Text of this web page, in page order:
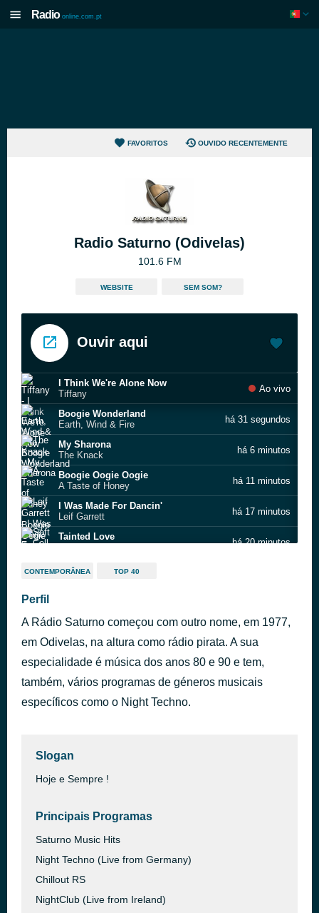
Radio online.com.pt
FAVORITOS OUVIDO RECENTEMENTE
Radio Saturno (Odivelas)
101.6 FM
WEBSITE SEM SOM?
Ouvir aqui
I Think We're Alone Now
Tiffany
Ao vivo
Boogie Wonderland
Earth, Wind & Fire
há 31 segundos
My Sharona
The Knack
há 6 minutos
Boogie Oogie Oogie
A Taste of Honey
há 11 minutos
I Was Made For Dancin'
Leif Garrett
há 17 minutos
Tainted Love
há 20 minutos
This
Native New Yorker
Odyssey
Don't Leave Me This Way
há 33 minutos
CONTEMPORÂNEA TOP 40
Perfil
A Rádio Saturno começou com outro nome, em 1977,
em Odivelas, na altura como rádio pirata. A sua
especialidade é música dos anos 80 e 90 e tem,
também, vários programas de géneros musicais
específicos como o Night Techno.
Slogan
Hoje e Sempre !
Principais Programas
Saturno Music Hits
Night Techno (Live from Germany)
Chillout RS
NightClub (Live from Ireland)